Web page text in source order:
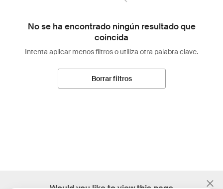
No se ha encontrado ningún resultado que
coincida
Intenta aplicar menos filtros o utiliza otra palabra clave.
Borrar filtros